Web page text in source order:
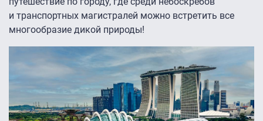
и транспортных магистралей можно встретить все
многообразие дикой природы!